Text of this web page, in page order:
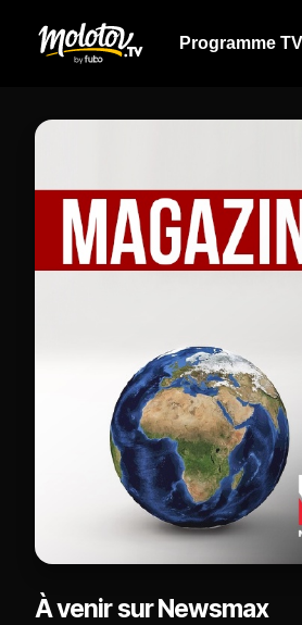
Programme TV
À venir sur Newsmax